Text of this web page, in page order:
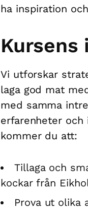
ha inspiration
Kursens
Vi utforskar
laga god mat
med samma
erfarenheter och
kommer du att:
Tillaga och
kockar från
Prova ut olika